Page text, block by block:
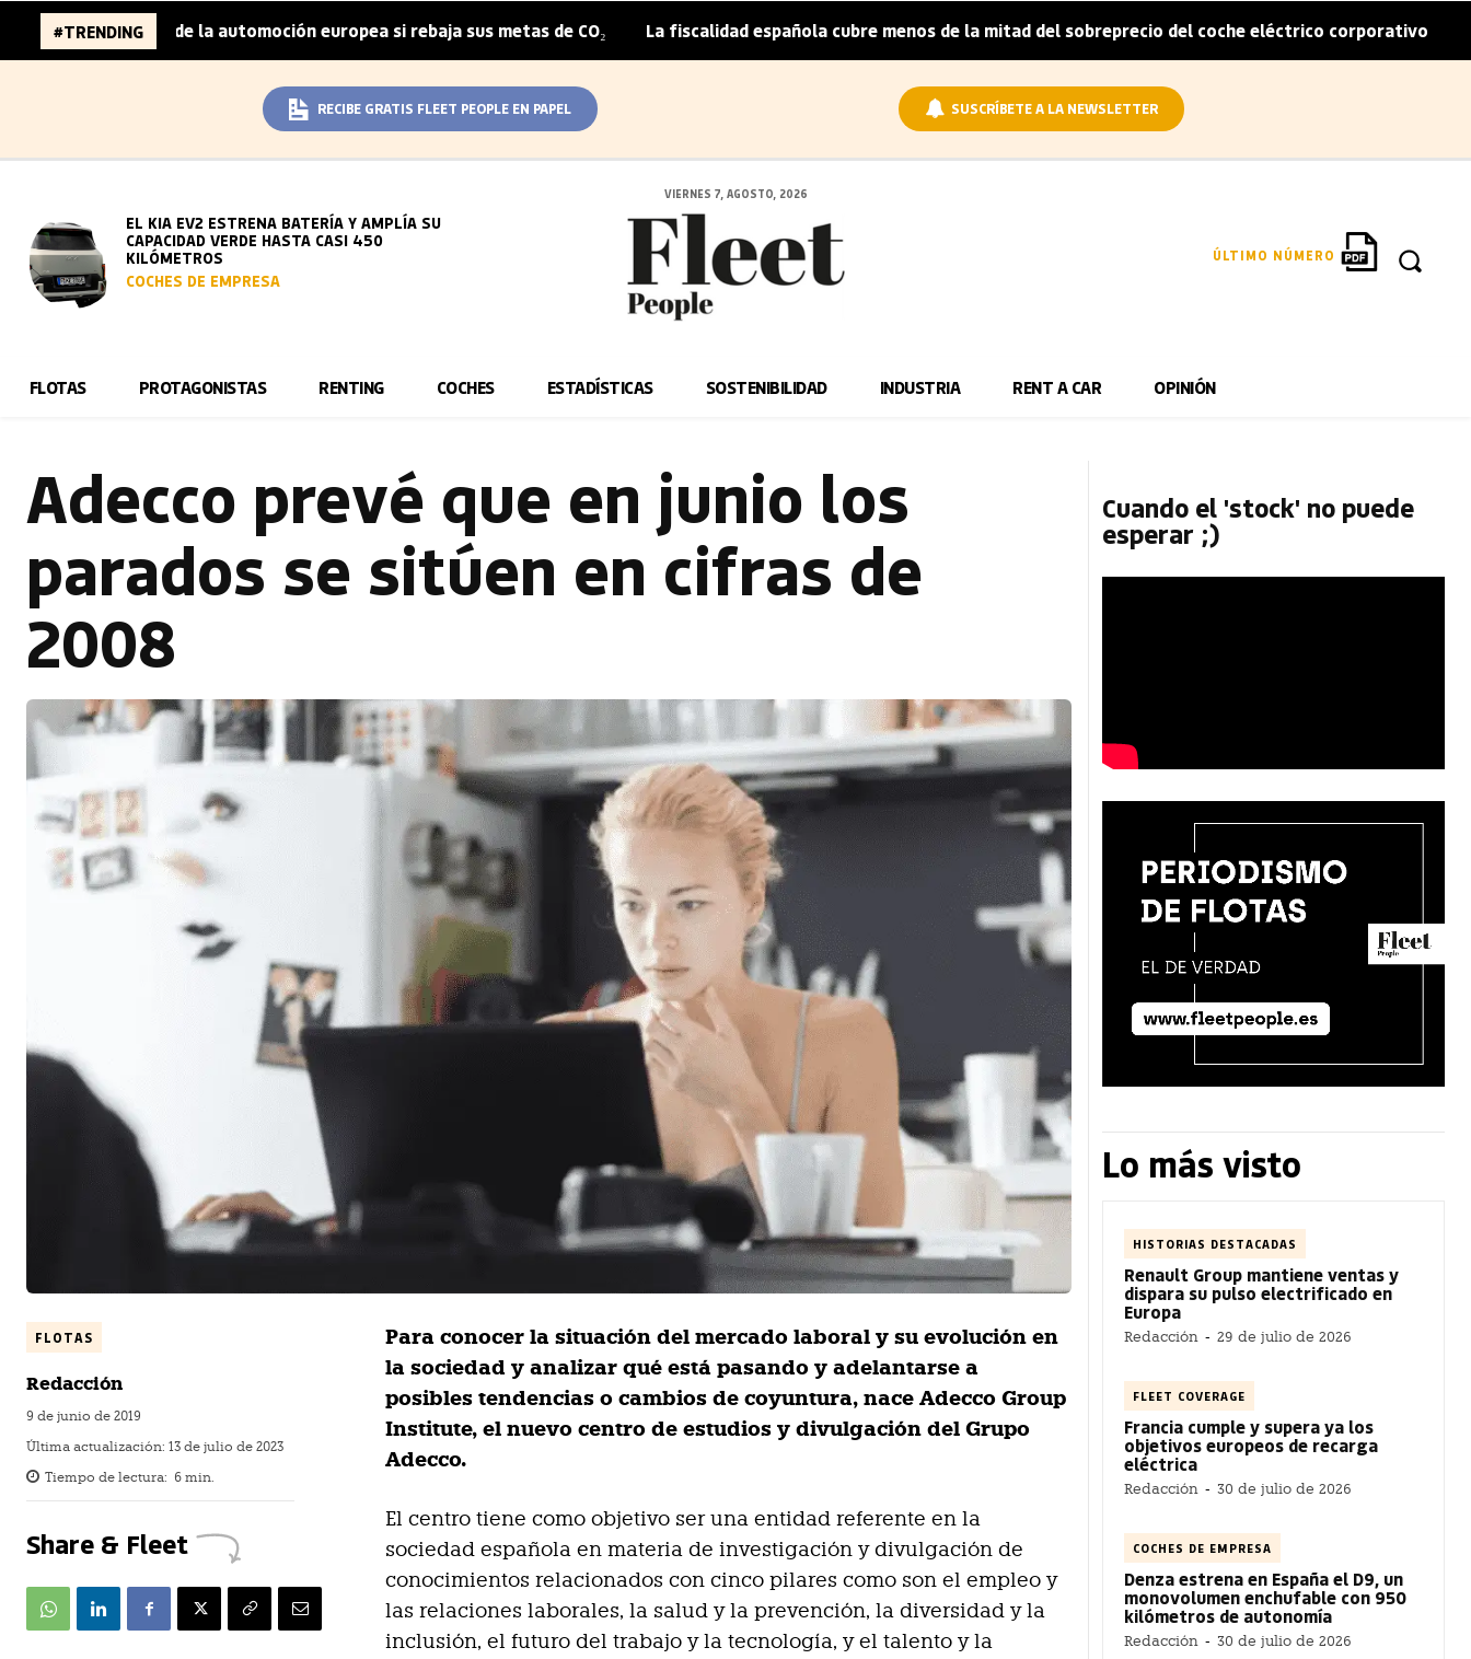
#TRENDING
de la automoción europea si rebaja sus metas de CO₂ | La fiscalidad española cubre menos de la mitad del sobreprecio del coche eléctrico corporativo | Arval
RECIBE GRATIS FLEET PEOPLE EN PAPEL SUSCRÍBETE A LA NEWSLETTER
EL KIA EV2 ESTRENA BATERÍA Y AMPLÍA SU
CAPACIDAD VERDE HASTA CASI 450
KILÓMETROS
COCHES DE EMPRESA
VIERNES 7, AGOSTO, 2026
ÚLTIMO NÚMERO
FLOTAS PROTAGONISTAS RENTING COCHES ESTADÍSTICAS SOSTENIBILIDAD INDUSTRIA RENT A CAR OPINIÓN
Adecco prevé que en junio los
parados se sitúen en cifras de
2008
FLOTAS
Redacción
9 de junio de 2019
Última actualización: 13 de julio de 2023
Tiempo de lectura: 6 min.
Share & Fleet
Para conocer la situación del mercado laboral y su evolución en
la sociedad y analizar qué está pasando y adelantarse a
posibles tendencias o cambios de coyuntura, nace Adecco Group
Institute, el nuevo centro de estudios y divulgación del Grupo
Adecco.
El centro tiene como objetivo ser una entidad referente en la
sociedad española en materia de investigación y divulgación de
conocimientos relacionados con cinco pilares como son el empleo y
las relaciones laborales, la salud y la prevención, la diversidad y la
inclusión, el futuro del trabajo y la tecnología, y el talento y la
Cuando el 'stock' no puede
esperar ;)
Lo más visto
HISTORIAS DESTACADAS
Renault Group mantiene ventas y
dispara su pulso electrificado en
Europa
Redacción - 29 de julio de 2026
FLEET COVERAGE
Francia cumple y supera ya los
objetivos europeos de recarga
eléctrica
Redacción - 30 de julio de 2026
COCHES DE EMPRESA
Denza estrena en España el D9, un
monovolumen enchufable con 950
kilómetros de autonomía
Redacción - 30 de julio de 2026